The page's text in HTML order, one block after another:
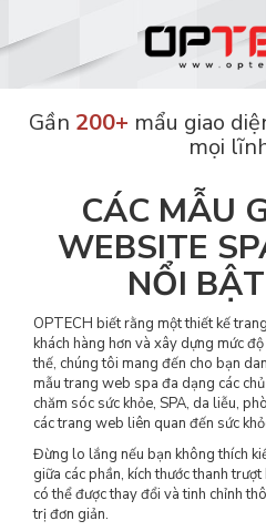
Gần 200+ mẩu giao
mọi
CÁC MẪU
WEBSITE
NỔI
OPTECH biết rằng một thiết kế
khách hàng hơn và xây dựng mức
thế, chúng tôi mang đến cho bạn
mẫu trang web spa đa dạng các
chăm sóc sức khỏe, SPA, da liễu,
các trang web liên quan đến sức
Đừng lo lắng nếu bạn không thích
giữa các phần, kích thước thanh
có thể được thay đổi và tinh chỉnh
trị đơn giản.